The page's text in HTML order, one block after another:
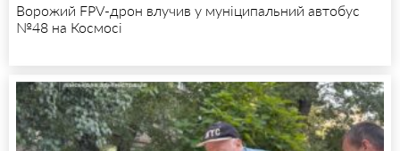
Ворожий FPV-дрон влучив у муніципальний автобус
№48 на Космосі